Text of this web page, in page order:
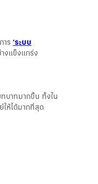
าร ‘ระบบ
งแข็งแกร่ง
บาทมากขึ้น ทั้งใน
ห้ได้มากที่สุด